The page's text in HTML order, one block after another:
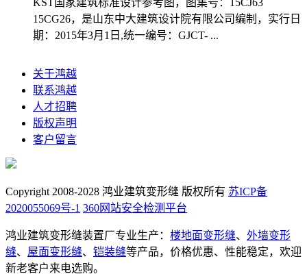
KST国家建筑标准设计参考图，图集号：15CJ63
15CG26，是山东中大建筑设计院有限公司编制，实行日
期：2015年3月1日,统一编号：GJCT- ...
关于鸿越
联系鸿越
人才招聘
版权声明
客户留言
Copyright 2008-2028 鸿业建筑变形缝 版权所有 苏ICP备
2020055069号-1 360网站安全检测平台
鸿业建筑变形缝装置厂专业生产： 楼地面变形缝、 外墙变形
缝、 屋面变形缝、 铠装缝等产品，价格优惠、性能稳定，欢迎
新老客户来电选购。